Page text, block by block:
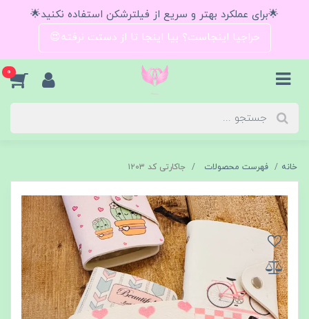
🌟برای عملکرد بهتر و سریع از فیلترشکن استفاده نکنید🌟
حراجیا اینجاست؟ بیا اینجا تا از دستت نرفته😍
0
خانه فهرست محصولات جاکارتی کد ۱۲۰۳